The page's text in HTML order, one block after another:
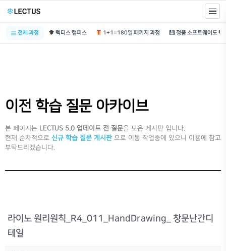
전체 과정 렉터스 캠퍼스 1+1=180일 패키지 과정
이전 학습 질문 아카이브
본 페이지는 LECTUS 5.0 업데이트 전 질문을 모은 게시판 입니다.
현재 순차적으로 신규 학습 질문 게시판 으로 이동 작업중에 있으니 이용에 참고
부탁드리겠습니다.
라이노 원리원칙_R4_011_HandDrawing_ 창문난간디
테일